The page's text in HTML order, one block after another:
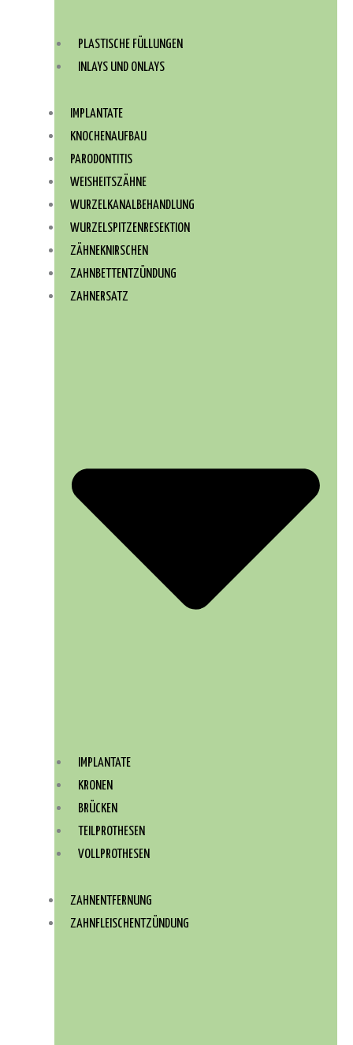
PLASTISCHE FÜLLUNGEN
INLAYS UND ONLAYS
IMPLANTATE
KNOCHENAUFBAU
PARODONTITIS
WEISHEITSZÄHNE
WURZEL­KANAL­BEHANDLUNG
WURZEL­SPITZEN­RESEKTION
ZÄHNEKNIRSCHEN
ZAHNBETTENTZÜNDUNG
ZAHNERSATZ
IMPLANTATE
KRONEN
BRÜCKEN
TEILPROTHESEN
VOLLPROTHESEN
ZAHNENTFERNUNG
ZAHNFLEISCHENTZÜNDUNG